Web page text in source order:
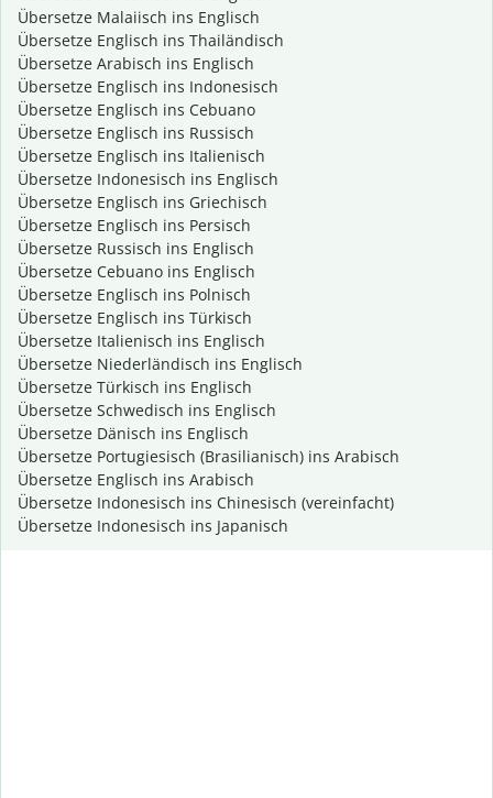
Übersetze Malaiisch ins Englisch
Übersetze Englisch ins Thailändisch
Übersetze Arabisch ins Englisch
Übersetze Englisch ins Indonesisch
Übersetze Englisch ins Cebuano
Übersetze Englisch ins Russisch
Übersetze Englisch ins Italienisch
Übersetze Indonesisch ins Englisch
Übersetze Englisch ins Griechisch
Übersetze Englisch ins Persisch
Übersetze Russisch ins Englisch
Übersetze Cebuano ins Englisch
Übersetze Englisch ins Polnisch
Übersetze Englisch ins Türkisch
Übersetze Italienisch ins Englisch
Übersetze Niederländisch ins Englisch
Übersetze Türkisch ins Englisch
Übersetze Schwedisch ins Englisch
Übersetze Dänisch ins Englisch
Übersetze Portugiesisch (Brasilianisch) ins Arabisch
Übersetze Englisch ins Arabisch
Übersetze Indonesisch ins Chinesisch (vereinfacht)
Übersetze Indonesisch ins Japanisch